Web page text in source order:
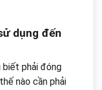
dụng đến
biết phải đóng
nào cần phải